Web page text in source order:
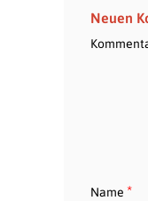
Neuen
Name *